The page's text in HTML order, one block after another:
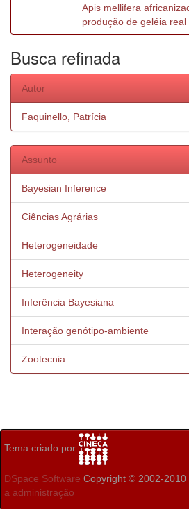
Apis mellifera
produção de geléia real
Busca refinada
Autor
Faquinello, Patrícia
Assunto
Bayesian Inference
Ciências Agrárias
Heterogeneidade
Heterogeneity
Inferência Bayesiana
Interação genótipo-ambiente
Zootecnia
Tema criado por
DSpace Software Copyright © 2002-2010
a administração